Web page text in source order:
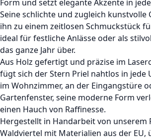
Form und setzt elegante Akzente in
Seine schlichte und zugleich kunstvolle
ihn zu einem zeitlosen Schmuckstück
ideal für festliche Anlässe oder als
das ganze Jahr über.
Aus Holz gefertigt und präzise im
fügt sich der Stern Priel nahtlos in jede
im Wohnzimmer, an der Eingangstüre
Gartenfenster, seine moderne Form
einen Hauch von Raffinesse.
Hergestellt in Handarbeit von unserem
Waldviertel mit Materialien aus der EU,